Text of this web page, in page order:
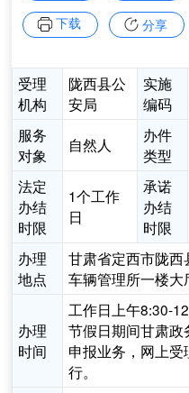
下载 分享
受理
机构
陇西县公
安局
实施
编码
服务
对象
自然人
办件
类型
法定
办结
时限
1个工作
日
承诺
办结
时限
办理
地点
甘肃省定西市陇
车辆管理所一楼大
办理
时间
工作日上午8:30-
节假日期间甘肃
申报业务，网上
行。